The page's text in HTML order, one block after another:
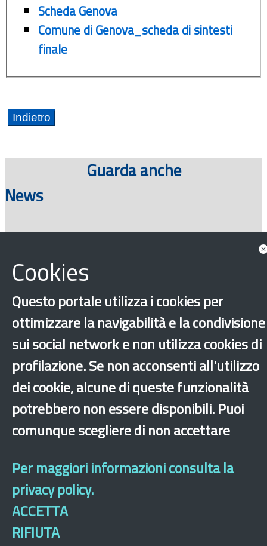
Scheda Genova
Comune di Genova_scheda di sintesti
finale
Guarda anche
News
×
Cookies
Questo portale utilizza i cookies per
ottimizzare la navigabilità e la condivisione
sui social network e non utilizza cookies di
profilazione. Se non acconsenti all'utilizzo
dei cookie, alcune di queste funzionalità
potrebbero non essere disponibili. Puoi
comunque scegliere di non accettare
Per maggiori informazioni consulta la
privacy policy.
ACCETTA
RIFIUTA
Legal & Privacy
Sito archeologico